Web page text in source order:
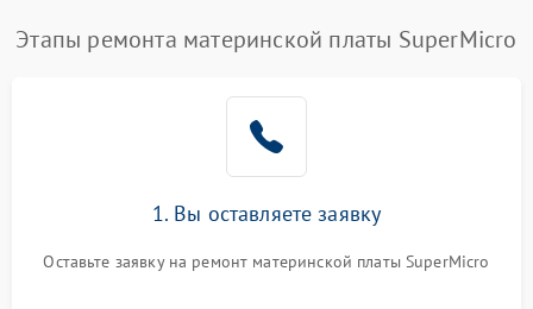
Этапы ремонта материнской платы SuperMicro
1. Вы оставляете заявку
Оставьте заявку на ремонт материнской платы SuperMicro